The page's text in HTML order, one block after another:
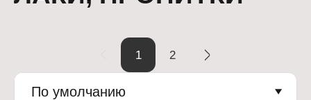
1 2
По умолчанию